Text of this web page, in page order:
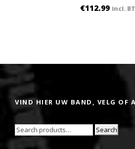
€112.99 incl.
VIND HIER UW BAND, VELG OF
Search